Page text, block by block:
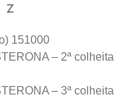
Z
151000
– 2ª colheita
– 3ª colheita